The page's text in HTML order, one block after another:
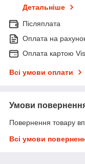
Детальніше
Післяплата
Оплата на
Оплата картою
Всі умови оплати
Умови
Повернення товару
Всі умови